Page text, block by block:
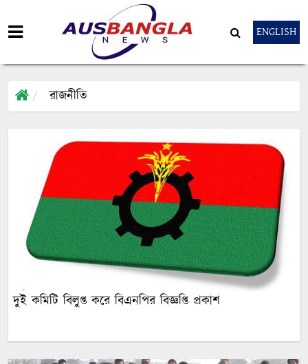
ENGLISH
রাজনীতি
দুই কমিটি বিলুপ্ত করে বিএনপির বিজ্ঞপ্তি প্রকাশ